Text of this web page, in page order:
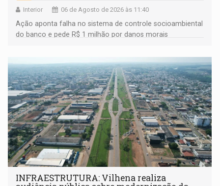
Interior 06 de Agosto de 2026 às 11:40
Ação aponta falha no sistema de controle socioambiental
do banco e pede R$ 1 milhão por danos morais
INFRAESTRUTURA: Vilhena realiza